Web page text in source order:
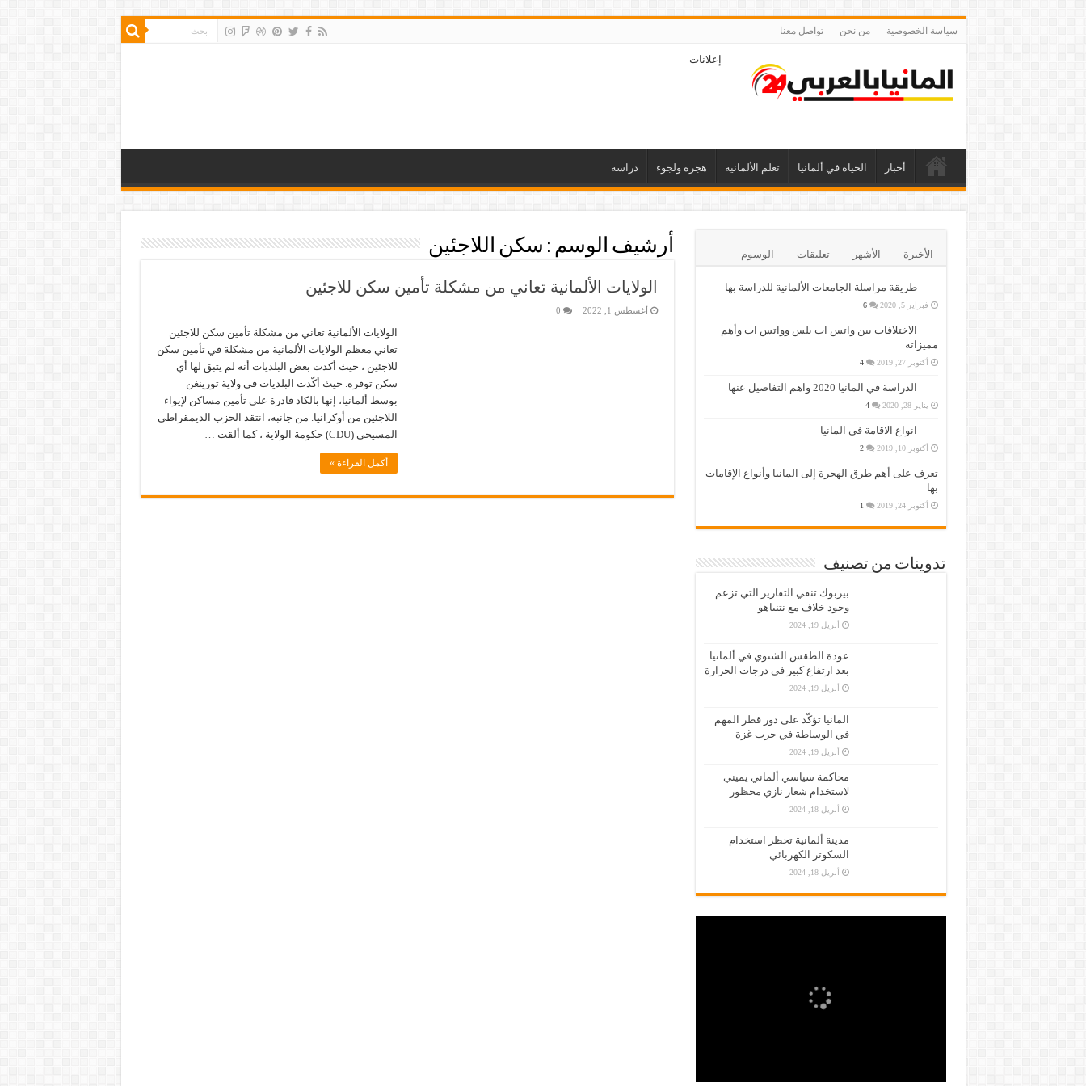
سياسة الخصوصية من نحن تواصل معنا
إعلانات
أخبار الحياة في ألمانيا تعلم الألمانية هجرة ولجوء دراسة
أرشيف الوسم : سكن اللاجئين
الولايات الألمانية تعاني من مشكلة تأمين سكن للاجئين
أغسطس 1, 2022 0
الولايات الألمانية تعاني من مشكلة تأمين سكن للاجئين
تعاني معظم الولايات الألمانية من مشكلة في تأمين سكن
للاجئين ، حيث أكدت بعض البلديات أنه لم يتبق لها أي
سكن توفره. حيث أكّدت البلديات في ولاية تورينغن
بوسط ألمانيا، إنها بالكاد قادرة على تأمين مساكن لإيواء
اللاجئين من أوكرانيا. من جانبه، انتقد الحزب الديمقراطي
المسيحي (CDU) حكومة الولاية ، كما ألقت …
أكمل القراءة »
الأخيرة الأشهر تعليقات الوسوم
طريقة مراسلة الجامعات الألمانية للدراسة بها
فبراير 5, 2020 6
الاختلافات بين واتس اب بلس وواتس اب وأهم
مميزاته
أكتوبر 27, 2019 4
الدراسة في المانيا 2020 واهم التفاصيل عنها
يناير 28, 2020 4
انواع الاقامة في المانيا
أكتوبر 10, 2019 2
تعرف على أهم طرق الهجرة إلى المانيا وأنواع الإقامات
بها
أكتوبر 24, 2019 1
تدوينات من تصنيف
بيربوك تنفي التقارير التي تزعم
وجود خلاف مع نتنياهو
أبريل 19, 2024
عودة الطقس الشتوي في ألمانيا
بعد ارتفاع كبير في درجات الحرارة
أبريل 19, 2024
المانيا تؤكّد على دور قطر المهم
في الوساطة في حرب غزة
أبريل 19, 2024
محاكمة سياسي ألماني يميني
لاستخدام شعار نازي محظور
أبريل 18, 2024
مدينة ألمانية تحظر استخدام
السكوتر الكهربائي
أبريل 18, 2024